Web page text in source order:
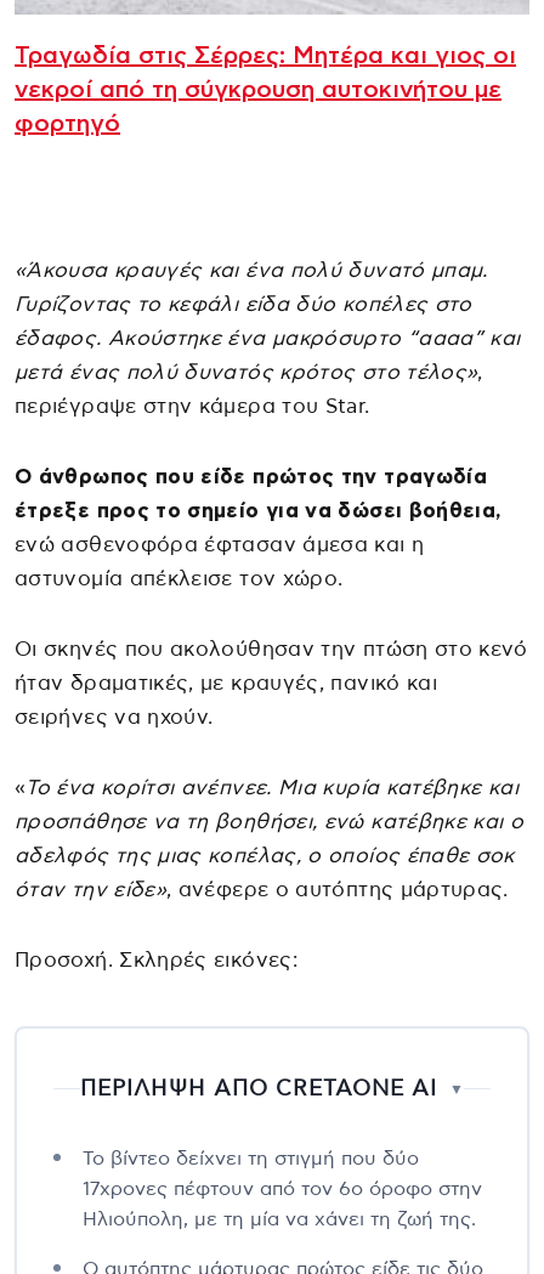
Τραγωδία στις Σέρρες: Μητέρα και γιος οι
νεκροί από τη σύγκρουση αυτοκινήτου με
φορτηγό
«Άκουσα κραυγές και ένα πολύ δυνατό μπαμ.
Γυρίζοντας το κεφάλι είδα δύο κοπέλες στο
έδαφος. Ακούστηκε ένα μακρόσυρτο “αααα” και
μετά ένας πολύ δυνατός κρότος στο τέλος»,
περιέγραψε στην κάμερα του Star.
Ο άνθρωπος που είδε πρώτος την τραγωδία
έτρεξε προς το σημείο για να δώσει βοήθεια,
ενώ ασθενοφόρα έφτασαν άμεσα και η
αστυνομία απέκλεισε τον χώρο.
Οι σκηνές που ακολούθησαν την πτώση στο κενό
ήταν δραματικές, με κραυγές, πανικό και
σειρήνες να ηχούν.
« Το ένα κορίτσι ανέπνεε. Μια κυρία κατέβηκε και
προσπάθησε να τη βοηθήσει, ενώ κατέβηκε και ο
αδελφός της μιας κοπέλας, ο οποίος έπαθε σοκ
όταν την είδε», ανέφερε ο αυτόπτης μάρτυρας.
Προσοχή. Σκληρές εικόνες:
ΠΕΡΙΛΗΨΗ ΑΠΟ CRETAONE AI ▼
Το βίντεο δείχνει τη στιγμή που δύο
17χρονες πέφτουν από τον 6ο όροφο στην
Ηλιούπολη, με τη μία να χάνει τη ζωή της.
Ο αυτόπτης μάρτυρας πρώτος είδε τις δύο